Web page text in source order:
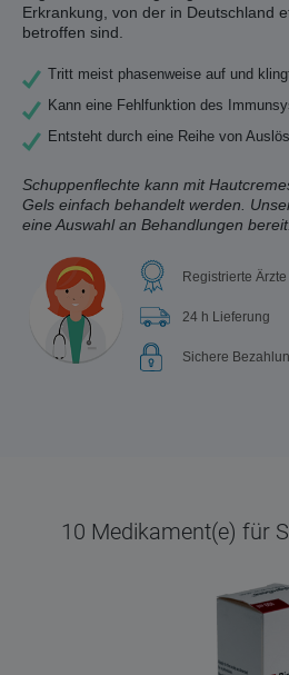
Erkrankung, von der in Deutschland
betroffen sind.
Tritt meist phasenweise auf und
Kann eine Fehlfunktion des
Entsteht durch eine Reihe von
Schuppenflechte kann mit
Gels einfach behandelt werden.
eine Auswahl an Behandlungen bereit.
Registrierte
24 h Lieferung
Sichere
10 Medikament(e) für